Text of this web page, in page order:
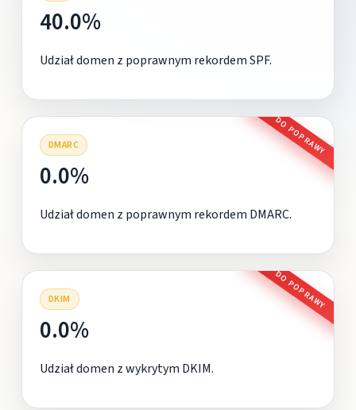
40.0%
Udział domen z poprawnym rekordem SPF.
DMARC DO POPRAWY
0.0%
Udział domen z poprawnym rekordem DMARC.
DKIM DO POPRAWY
0.0%
Udział domen z wykrytym DKIM.